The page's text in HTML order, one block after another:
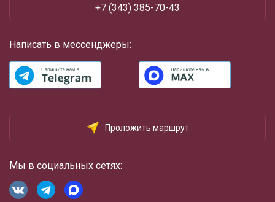
‪+7 (343) 385-70-43
Написать в мессенджеры:
Проложить маршрут
Мы в социальных сетях: